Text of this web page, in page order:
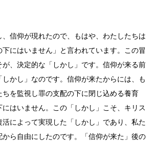
信仰が現れたので、もはや、わたしたちは
下にはいません」と言われています。この冒
、決定的な「しかし」です。信仰が来る前
しかし」なのです。信仰が来たからには、も
ちを監視し罪の支配の下に閉じ込める養育
はいません。この「しかし」こそ、キリス
活によって実現した「しかし」であり、私た
から自由にしたのです。「信仰が来た」後の